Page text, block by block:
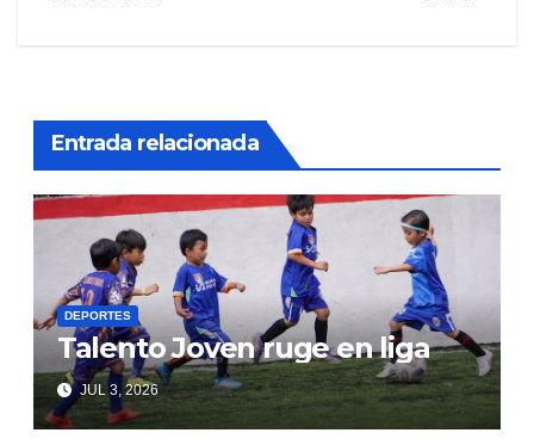
Entrada relacionada
DEPORTES
Talento Joven ruge en liga
JUL 3, 2026